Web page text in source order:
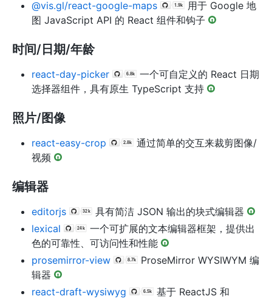
@vis.gl/react-google-maps
用于 Google 地
图 JavaScript API 的 React 组件和钩子
时间/日期/年龄
react-day-picker
一个可自定义的 React 日期
选择器组件，具有原生 TypeScript 支持
照片/图像
react-easy-crop
通过简单的交互来裁剪图像/
视频
编辑器
editorjs
具有简洁 JSON 输出的块式编辑器
lexical
一个可扩展的文本编辑器框架，提供出
色的可靠性、可访问性和性能
prosemirror-view
ProseMirror WYSIWYM 编
辑器
react-draft-wysiwyg
基于 ReactJS 和